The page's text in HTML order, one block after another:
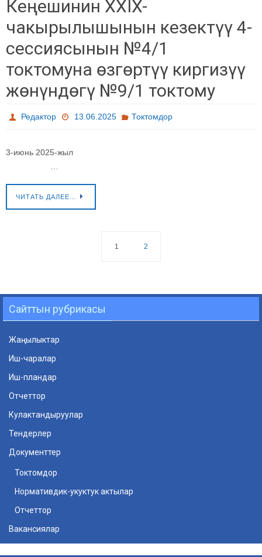
Кеңешинин XXIX-
чакырылышынын кезектүү 4-
сессиясынын №4/1
токтомуна өзгөртүү киргизүү
жөнүндөгү №9/1 токтому
Редактор 13.06.2025 Токтомдор
3-июнь 2025-жыл
…
ЧИТАТЬ ДАЛЕЕ…
1 2
Сайттын рубрикасы
Жаңылыктар
Иш-чаралар
Иш-пландар
Отчеттор
Кулактандыруулар
Тендерлер
Документтер
Токтомдор
Нормативдик-укуктук актылар
Отчеттор
Вакансиялар